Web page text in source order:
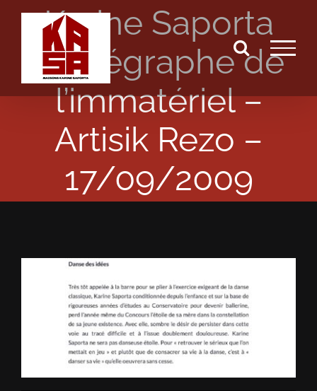
Passer
Karine Saporta
chorégraphe de
l’immatériel –
Artisik Rezo –
17/09/2009